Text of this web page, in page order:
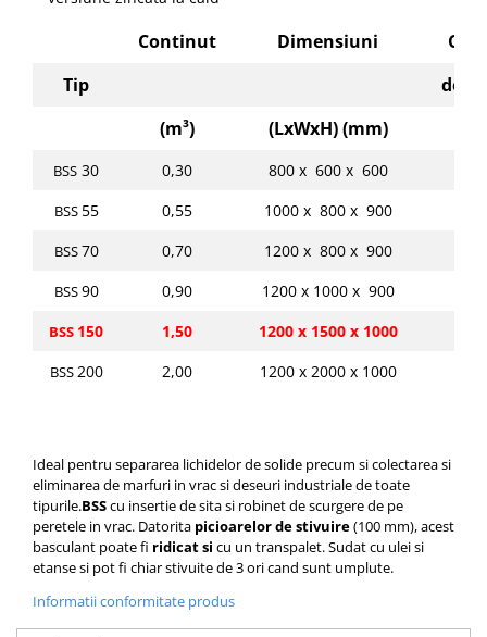
Continut Dimensiuni
Tip
de
(m³) (LxWxH) (mm)
BSS 30 0,30 800 x 600 x 600
BSS 55 0,55 1000 x 800 x 900
BSS70 0,70 1200 x 800 x 900
BSS90 0,90 1200 x 1000 x 900
BSS 150 1,50 1200 x 1500 x 1000
BSS200 2,00 1200 x 2000 x 1000
Ideal pentru separarea lichidelor de solide precum si colectarea si
eliminarea de marfuri in vrac si deseuri industriale de toate
tipurile.BSScu insertie de sita si robinet de scurgere de pe
peretele in vrac. Datorita picioarelor de stivuire(100 mm), acest
basculant poate fi ridicat si cu un transpalet.Sudat cu ulei si
etanse si pot fi chiar stivuite de 3 ori cand sunt umplute.
Informatii conformitate produs